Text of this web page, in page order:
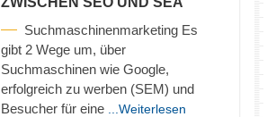
Suchmaschinenmarketing Es
gibt 2 Wege um, über
Suchmaschinen wie Google,
erfolgreich zu werben (SEM) und
Besucher für eine
...Weiterlesen